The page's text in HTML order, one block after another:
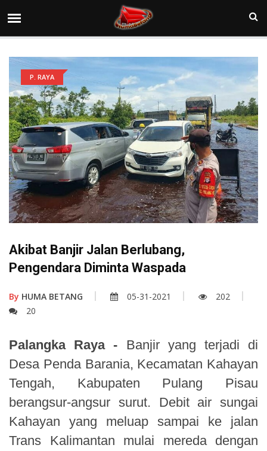
P. RAYA
Akibat Banjir Jalan Berlubang,
Pengendara Diminta Waspada
By HUMA BETANG 05-31-2021
202
20
Palangka Raya - Banjir yang terjadi di
Desa Penda Barania, Kecamatan Kahayan
Tengah, Kabupaten Pulang Pisau
berangsur-angsur surut. Debit air sungai
Kahayan yang meluap sampai ke jalan
Trans Kalimantan mulai mereda dengan